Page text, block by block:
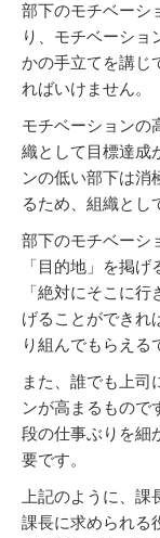
部下のモチベーシ
り、モチベーショ
かの手立てを講じ
ればいけません。
モチベーションの
織として目標達成
ンの低い部下は消
るため、組織とし
部下のモチベーシ
「目的地」を掲
「絶対にそこに
げることができれ
り組んでもらえる
また、誰でも上司
ンが高まるもので
段の仕事ぶりを細
要です。
上記のように、課
課長に求められる